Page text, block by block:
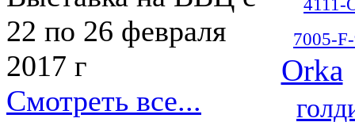
22 по 26 февраля
2017 г
Смотреть все...
7005-
Orka